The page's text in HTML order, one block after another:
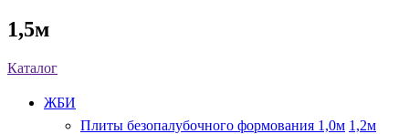
1,5м
Каталог
ЖБИ
Плиты безопалубочного формования 1,0м 1,2м